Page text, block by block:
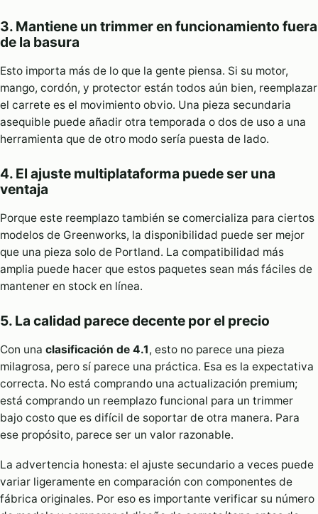
3. Mantiene un trimmer en funcionamiento fuera
de la basura
Esto importa más de lo que la gente piensa. Si su motor,
mango, cordón, y protector están todos aún bien, reemplazar
el carrete es el movimiento obvio. Una pieza secundaria
asequible puede añadir otra temporada o dos de uso a una
herramienta que de otro modo sería puesta de lado.
4. El ajuste multiplataforma puede ser una
ventaja
Porque este reemplazo también se comercializa para ciertos
modelos de Greenworks, la disponibilidad puede ser mejor
que una pieza solo de Portland. La compatibilidad más
amplia puede hacer que estos paquetes sean más fáciles de
mantener en stock en línea.
5. La calidad parece decente por el precio
Con una clasificación de 4.1, esto no parece una pieza
milagrosa, pero sí parece una práctica. Esa es la expectativa
correcta. No está comprando una actualización premium;
está comprando un reemplazo funcional para un trimmer
bajo costo que es difícil de soportar de otra manera. Para
ese propósito, parece ser un valor razonable.
La advertencia honesta: el ajuste secundario a veces puede
variar ligeramente en comparación con componentes de
fábrica originales. Por eso es importante verificar su número